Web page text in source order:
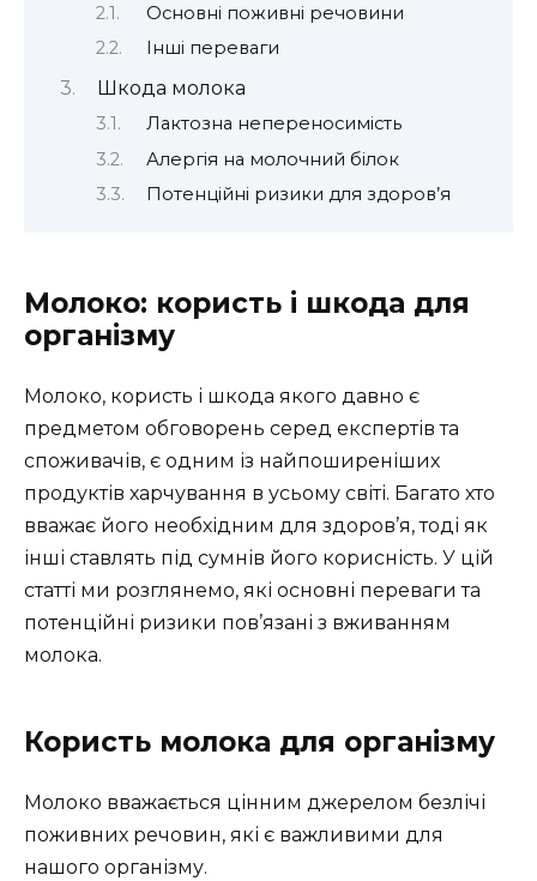
Основні поживні речовини
Інші переваги
Шкодa молока
Лактозна непереносимість
Алергія на молочний білок
Потенційні ризики для здоров’я
Молоко: користь і шкода для
організму
Молоко, користь і шкода якого давно є
предметом обговорень серед експертів та
споживачів, є одним із найпоширеніших
продуктів харчування в усьому світі. Багато хто
вважає його необхідним для здоров’я, тоді як
інші ставлять під сумнів його корисність. У цій
статті ми розглянемо, які основні переваги та
потенційні ризики пов’язані з вживанням
молока.
Користь молока для організму
Молоко вважається цінним джерелом безлічі
поживних речовин, які є важливими для
нашого організму.